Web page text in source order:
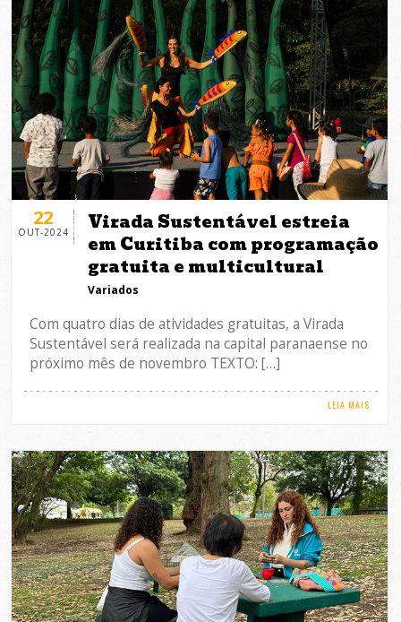
22
OUT-2024
Virada Sustentável estreia
em Curitiba com programação
gratuita e multicultural
Variados
Com quatro dias de atividades gratuitas, a Virada
Sustentável será realizada na capital paranaense no
próximo mês de novembro TEXTO: […]
LEIA MAIS